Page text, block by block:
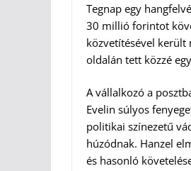
Tegnap egy
30 millió forintot
közvetítésével került
oldalán tett közzé
A vállalkozó a
Evelin súlyos
politikai színezetű
húzódnak. Hanzel
és hasonló